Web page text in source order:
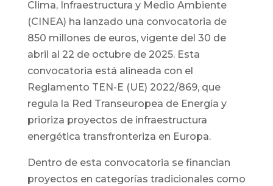
Clima, Infraestructura y Medio Ambiente
(CINEA) ha lanzado una convocatoria de
850 millones de euros, vigente del 30 de
abril al 22 de octubre de 2025. Esta
convocatoria está alineada con el
Reglamento TEN-E (UE) 2022/869, que
regula la Red Transeuropea de Energía y
prioriza proyectos de infraestructura
energética transfronteriza en Europa.
Dentro de esta convocatoria se financian
proyectos en categorías tradicionales como